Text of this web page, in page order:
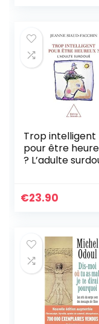
Trop intelligent
pour être
? L’adulte
€23.90